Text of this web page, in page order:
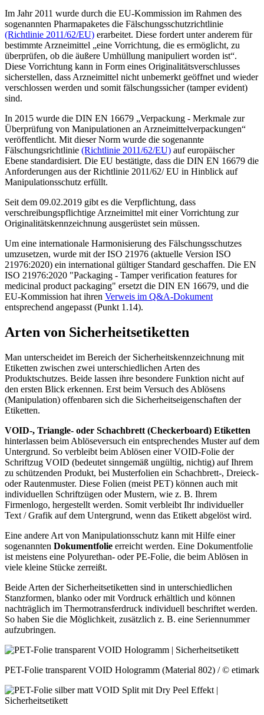
Im Jahr 2011 wurde durch die EU-Kommission im Rahmen des
sogenannten Pharmapaketes die Fälschungsschutzrichtlinie
(Richtlinie 2011/62/EU) erarbeitet. Diese fordert unter anderem für
bestimmte Arzneimittel „eine Vorrichtung, die es ermöglicht, zu
überprüfen, ob die äußere Umhüllung manipuliert worden ist“.
Diese Vorrichtung kann in Form eines Originalitätsverschlusses
sicherstellen, dass Arzneimittel nicht unbemerkt geöffnet und wieder
verschlossen werden und somit fälschungssicher (tamper evident)
sind.
In 2015 wurde die DIN EN 16679 „Verpackung - Merkmale zur
Überprüfung von Manipulationen an Arzneimittelverpackungen“
veröffentlicht. Mit dieser Norm wurde die sogenannte
Fälschungsrichtlinie (Richtlinie 2011/62/EU) auf europäischer
Ebene standardisiert. Die EU bestätigte, dass die DIN EN 16679 die
Anforderungen aus der Richtlinie 2011/62/ EU in Hinblick auf
Manipulationsschutz erfüllt.
Seit dem 09.02.2019 gibt es die Verpflichtung, dass
verschreibungspflichtige Arzneimittel mit einer Vorrichtung zur
Originalitätskennzeichnung ausgerüstet sein müssen.
Um eine internationale Harmonisierung des Fälschungsschutzes
umzusetzen, wurde mit der ISO 21976 (aktuelle Version ISO
21976:2020) ein international gültiger Standard geschaffen. Die EN
ISO 21976:2020 "Packaging - Tamper verification features for
medicinal product packaging" ersetzt die DIN EN 16679, und die
EU-Kommission hat ihren Verweis im Q&A-Dokument
entsprechend angepasst (Punkt 1.14).
Arten von Sicherheitsetiketten
Man unterscheidet im Bereich der Sicherheitskennzeichnung mit
Etiketten zwischen zwei unterschiedlichen Arten des
Produktschutzes. Beide lassen ihre besondere Funktion nicht auf
den ersten Blick erkennen. Erst beim Versuch des Ablösens
(Manipulation) offenbaren sich die Sicherheitseigenschaften der
Etiketten.
VOID-, Triangle- oder Schachbrett (Checkerboard) Etiketten
hinterlassen beim Ablöseversuch ein entsprechendes Muster auf dem
Untergrund. So verbleibt beim Ablösen einer VOID-Folie der
Schriftzug VOID (bedeutet sinngemäß ungültig, nichtig) auf Ihrem
zu schützenden Produkt, bei Musterfolien ein Schachbrett-, Dreieck-
oder Rautenmuster. Diese Folien (meist PET) können auch mit
individuellen Schriftzügen oder Mustern, wie z. B. Ihrem
Firmenlogo, hergestellt werden. Somit verbleibt Ihr individueller
Text / Grafik auf dem Untergrund, wenn das Etikett abgelöst wird.
Eine andere Art von Manipulationsschutz kann mit Hilfe einer
sogenannten Dokumentfolie erreicht werden. Eine Dokumentfolie
ist meistens eine Polyurethan- oder PE-Folie, die beim Ablösen in
viele kleine Stücke zerreißt.
Beide Arten der Sicherheitsetiketten sind in unterschiedlichen
Stanzformen, blanko oder mit Vordruck erhältlich und können
nachträglich im Thermotransferdruck individuell beschriftet werden.
So haben Sie die Möglichkeit, zusätzlich z. B. eine Seriennummer
aufzubringen.
PET-Folie transparent VOID Hologramm (Material 802) / © etimark